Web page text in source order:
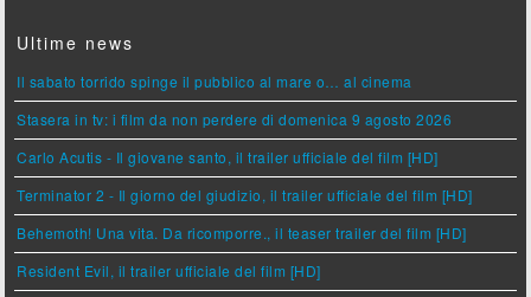
Ultime news
Il sabato torrido spinge il pubblico al mare o… al cinema
Stasera in tv: i film da non perdere di domenica 9 agosto 2026
Carlo Acutis - Il giovane santo, il trailer ufficiale del film [HD]
Terminator 2 - Il giorno del giudizio, il trailer ufficiale del film [HD]
Behemoth! Una vita. Da ricomporre., il teaser trailer del film [HD]
Resident Evil, il trailer ufficiale del film [HD]